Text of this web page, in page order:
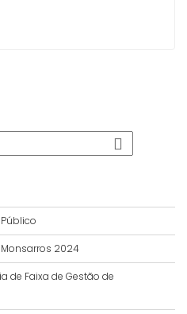
2024
de Faixa de Gestão de